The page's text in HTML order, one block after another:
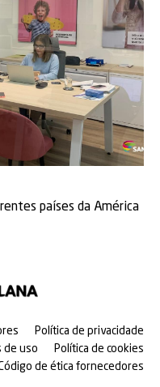
países da América
Política de privacidade
de uso
Política de cookies
de ética fornecedores